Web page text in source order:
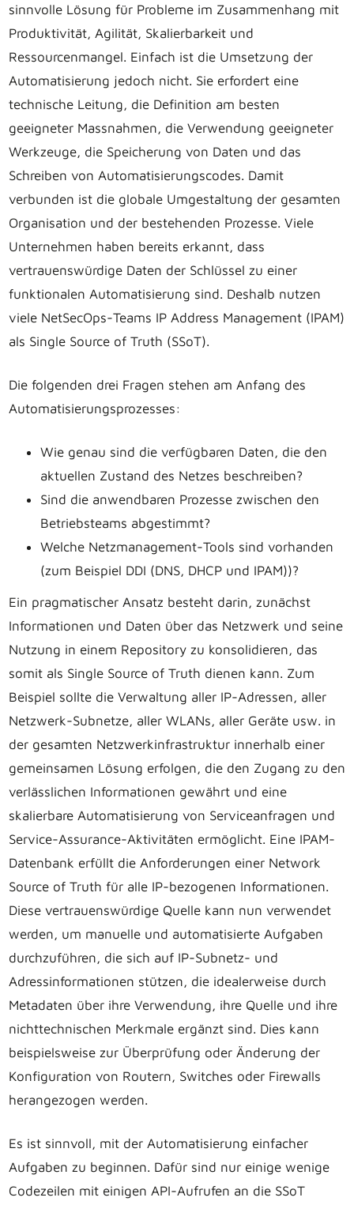
sinnvolle Lösung für Probleme im Zusammenhang mit
Produktivität, Agilität, Skalierbarkeit und
Ressourcenmangel. Einfach ist die Umsetzung der
Automatisierung jedoch nicht. Sie erfordert eine
technische Leitung, die Definition am besten
geeigneter Massnahmen, die Verwendung geeigneter
Werkzeuge, die Speicherung von Daten und das
Schreiben von Automatisierungscodes. Damit
verbunden ist die globale Umgestaltung der gesamten
Organisation und der bestehenden Prozesse. Viele
Unternehmen haben bereits erkannt, dass
vertrauenswürdige Daten der Schlüssel zu einer
funktionalen Automatisierung sind. Deshalb nutzen
viele NetSecOps-Teams IP Address Management (IPAM)
als Single Source of Truth (SSoT).
Die folgenden drei Fragen stehen am Anfang des
Automatisierungsprozesses:
Wie genau sind die verfügbaren Daten, die den
aktuellen Zustand des Netzes beschreiben?
Sind die anwendbaren Prozesse zwischen den
Betriebsteams abgestimmt?
Welche Netzmanagement-Tools sind vorhanden
(zum Beispiel DDI (DNS, DHCP und IPAM))?
Ein pragmatischer Ansatz besteht darin, zunächst
Informationen und Daten über das Netzwerk und seine
Nutzung in einem Repository zu konsolidieren, das
somit als Single Source of Truth dienen kann. Zum
Beispiel sollte die Verwaltung aller IP-Adressen, aller
Netzwerk-Subnetze, aller WLANs, aller Geräte usw. in
der gesamten Netzwerkinfrastruktur innerhalb einer
gemeinsamen Lösung erfolgen, die den Zugang zu den
verlässlichen Informationen gewährt und eine
skalierbare Automatisierung von Serviceanfragen und
Service-Assurance-Aktivitäten ermöglicht. Eine IPAM-
Datenbank erfüllt die Anforderungen einer Network
Source of Truth für alle IP-bezogenen Informationen.
Diese vertrauenswürdige Quelle kann nun verwendet
werden, um manuelle und automatisierte Aufgaben
durchzuführen, die sich auf IP-Subnetz- und
Adressinformationen stützen, die idealerweise durch
Metadaten über ihre Verwendung, ihre Quelle und ihre
nichttechnischen Merkmale ergänzt sind. Dies kann
beispielsweise zur Überprüfung oder Änderung der
Konfiguration von Routern, Switches oder Firewalls
herangezogen werden.
Es ist sinnvoll, mit der Automatisierung einfacher
Aufgaben zu beginnen. Dafür sind nur einige wenige
Codezeilen mit einigen API-Aufrufen an die SSoT